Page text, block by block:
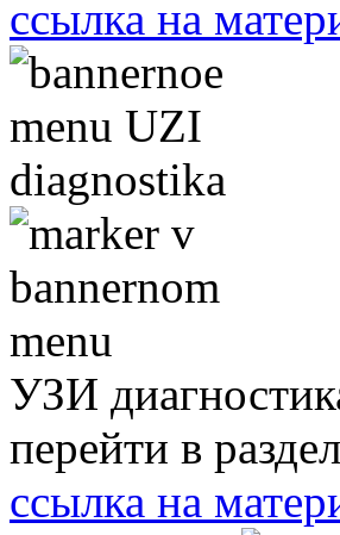
ссылка на
УЗИ
перейти в раздел
ссылка на